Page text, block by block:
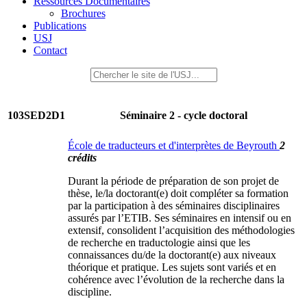
Brochures
Publications
USJ
Contact
103SED2D1 Séminaire 2 - cycle doctoral
École de traducteurs et d'interprètes de Beyrouth 2
crédits
Durant la période de préparation de son projet de
thèse, le/la doctorant(e) doit compléter sa formation
par la participation à des séminaires disciplinaires
assurés par l’ETIB. Ses séminaires en intensif ou en
extensif, consolident l’acquisition des méthodologies
de recherche en traductologie ainsi que les
connaissances du/de la doctorant(e) aux niveaux
théorique et pratique. Les sujets sont variés et en
cohérence avec l’évolution de la recherche dans la
discipline.